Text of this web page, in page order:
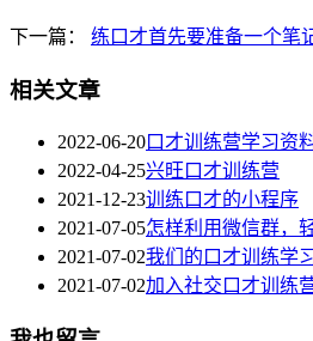
下一篇： 练口才首先要准备一个笔
相关文章
2022-06-20口才训练营学习资
2022-04-25兴旺口才训练营
2021-12-23训练口才的小程序
2021-07-05怎样利用微信群，
2021-07-02我们的口才训练学
2021-07-02加入社交口才训练